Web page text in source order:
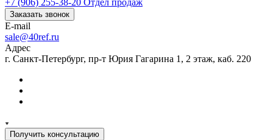
+7 (906) 255-38-20 Отдел продаж
Заказать звонок
E-mail
sale@40ref.ru
Адрес
г. Санкт-Петербург, пр-т Юрия Гагарина 1, 2 этаж, каб. 220
Получить консультацию